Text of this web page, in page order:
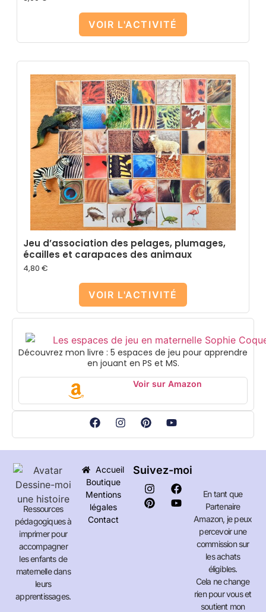
VOIR L'ACTIVITÉ
Jeu d’association des pelages, plumages,
écailles et carapaces des animaux
4,80 €
VOIR L'ACTIVITÉ
Découvrez mon livre : 5 espaces de jeu pour apprendre
en jouant en PS et MS.
Voir sur Amazon
Ressources
pédagogiques à
imprimer pour
accompagner
les enfants de
maternelle dans
leurs
apprentissages.
Accueil
Boutique
Mentions
légales
Contact
Suivez-moi
En tant que
Partenaire
Amazon, je peux
percevoir une
commission sur
les achats
éligibles.
Cela ne change
rien pour vous et
soutient mon